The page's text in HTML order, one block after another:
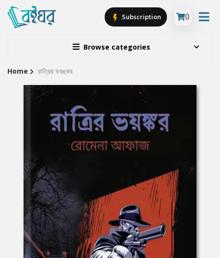
Browse categories
Subscription 0
Site
Breadcrumb
Home রাত্রির ভয়ঙ্কর